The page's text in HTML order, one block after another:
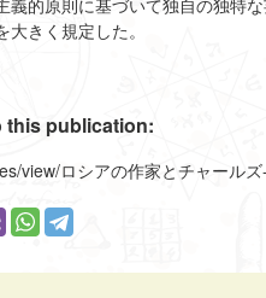
義的原則に基づいて独自の独特
きく規定した。
this publication:
view/ロシアの作家とチャール